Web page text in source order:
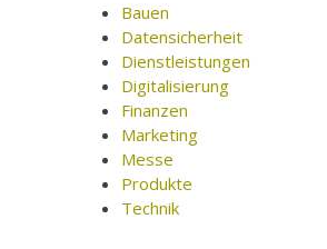
Bauen
Datensicherheit
Dienstleistungen
Digitalisierung
Finanzen
Marketing
Messe
Produkte
Technik